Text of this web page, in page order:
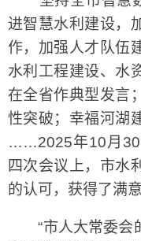
进智慧水利建设，
作，加强人才队伍
水利工程建设、水
在全省作典型发言
性突破；幸福河湖
……2025年10月30
四次会议上，市水
的认可，获得了满
“市人大常委会的